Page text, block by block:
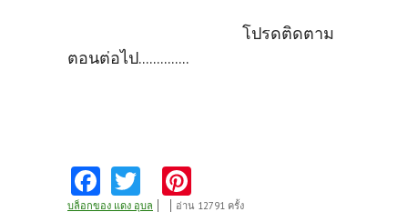
โปรดติดตาม
ตอนต่อไป..............
Fa
ce w nt
บล็อกของ แดง อุบล อ่าน 12791 ครั้ง